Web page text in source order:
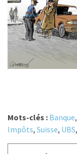
Mots-clés : Banque,
Impôts, Suisse, UBS,